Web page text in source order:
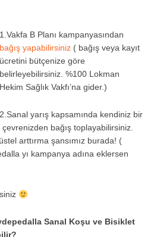
1.Vakfa B Planı kampanyasından
bağış yapabilirsiniz( bağış veya kayıt
ücretini bütçenize göre
belirleyebilirsiniz. %100 Lokman
Hekim Sağlık Vakfı’na gider.)
2.Sanal yarış kapsamında kendiniz bir
çevrenizden bağış toplayabilirsiniz.
arttırma şansımız burada! (
yı kampanya adına eklersen
Sanal Koşu ve Bisiklet
?